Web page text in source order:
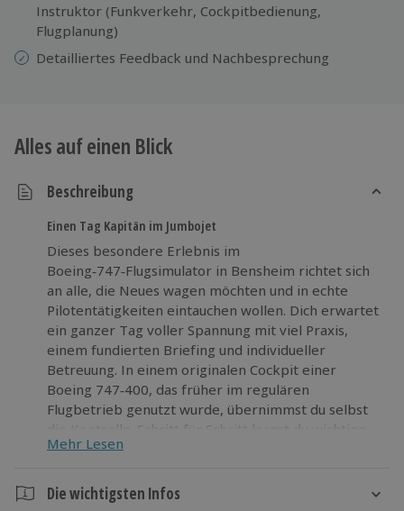
Instruktor (Funkverkehr, Cockpitbedienung,
Flugplanung)
Detailliertes Feedback und Nachbesprechung
Alles auf einen Blick
Beschreibung
Einen Tag Kapitän im Jumbojet
Dieses besondere Erlebnis im
Boeing‑747‑Flugsimulator in Bensheim richtet sich
an alle, die Neues wagen möchten und in echte
Pilotentätigkeiten eintauchen wollen. Dich erwartet
ein ganzer Tag voller Spannung mit viel Praxis,
einem fundierten Briefing und individueller
Betreuung. In einem originalen Cockpit einer
Boeing 747‑400, das früher im regulären
Flugbetrieb genutzt wurde, übernimmst du selbst
die Kontrolle. Schritt für Schritt lernst du wichtige
Abläufe kennen und setzt sie direkt um, von der
zum Zusammenspiel im Cockpit. Theorie und Praxis
Mehr Lesen
Die wichtigsten Infos